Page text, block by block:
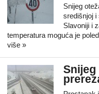
Snijeg
središnjoj i
Slavoniji i
temperatura moguća je
više »
Snijeg